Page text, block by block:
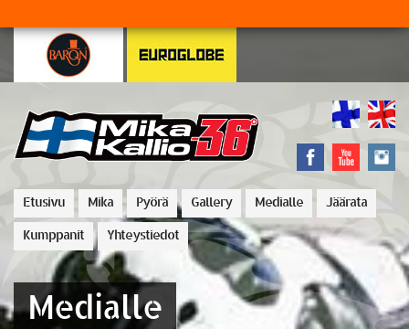
Etusivu Mika Pyörä Gallery Medialle Jäärata
Kumppanit Yhteystiedot
Medialle